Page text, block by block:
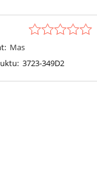
Mas
3723-349D2